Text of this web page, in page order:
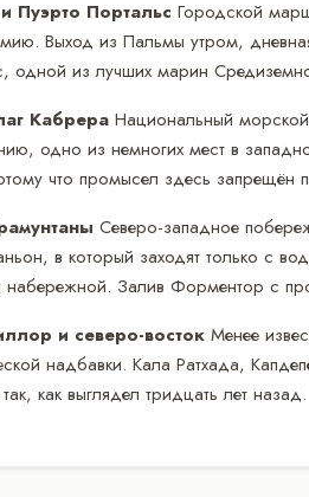
Пуэрто Портальс Городской
Выход из Пальмы утром,
одной из лучших марин
Кабрера Национальный
одно из немногих мест в
что промысел здесь запрещён
Северо-западное
в который заходят только с
Залив Форментор с
и северо-восток Менее
надбавки. Кала Ратхада,
как выглядел тридцать лет назад.